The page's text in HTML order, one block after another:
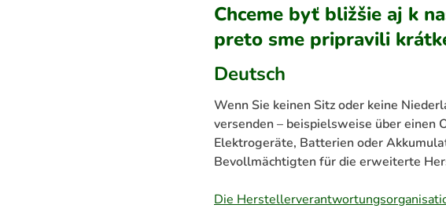
Chceme byť bližšie aj k
preto sme pripravili
Deutsch
Wenn Sie keinen Sitz oder keine
versenden – beispielsweise über einen
Elektrogeräte, Batterien oder
Bevollmächtigten für die erweiterte
Die